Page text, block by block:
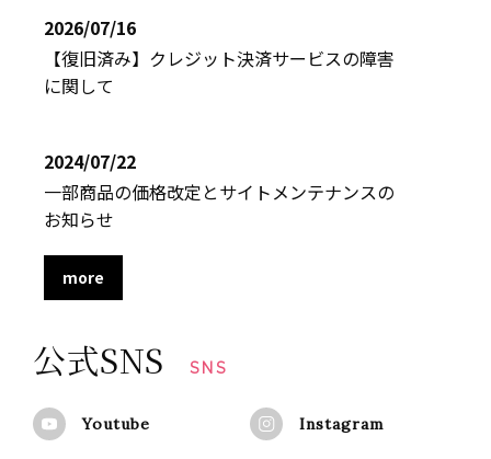
2026/07/16
【復旧済み】クレジット決済サービスの障害
に関して
2024/07/22
一部商品の価格改定とサイトメンテナンスの
お知らせ
more
公式SNS SNS
Youtube Instagram